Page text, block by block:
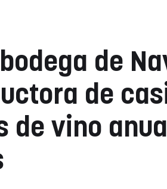
de
de
de vino